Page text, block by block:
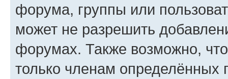
форума, группы или
может не разрешить
форумах. Также возможно,
только членам определённых